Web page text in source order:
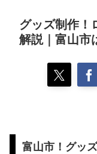
グッズ制作！
解説｜富山市
富山市！グッ